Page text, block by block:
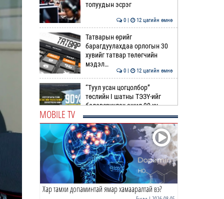
топуудын эсрэг
0 | 12 цагийн өмнө
Татварын өрийг
барагдуулахдаа орлогын 30
хувийг татвар төлөгчийн
мэдэл…
0 | 12 цагийн өмнө
“Туул усан цогцолбор”
төслийн I шатны ТЭЗҮ-ийг
боловсруулах ажил 90 ху…
Нийслэлийн иргэдийн
Төлөөлөгчдийн Хурлын
Ээлжит VIII хуралдаан
эхэллээ
0 | 13 цагийн өмнө
ТОО | Гадаад валютын нөөц
MOBILE TV
Хар тамхи допаминтай ямар хамааралтай вэ?